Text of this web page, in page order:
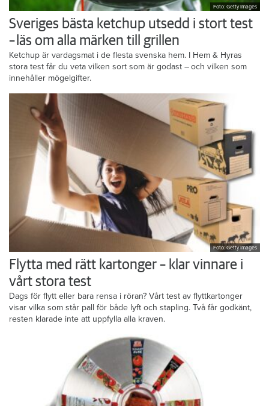
Foto: Getty Images
Sveriges bästa ketchup utsedd i stort test
– läs om alla märken till grillen
Ketchup är vardagsmat i de flesta svenska hem. I Hem & Hyras
stora test får du veta vilken sort som är godast – och vilken som
innehåller mögelgifter.
Foto: Getty Images
Flytta med rätt kartonger – klar vinnare i
vårt stora test
Dags för flytt eller bara rensa i röran? Vårt test av flyttkartonger
visar vilka som står pall för både lyft och stapling. Två får godkänt,
resten klarade inte att uppfylla alla kraven.